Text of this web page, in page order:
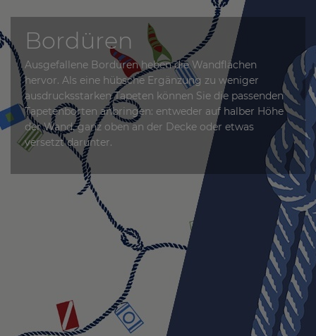
Bordüren
Ausgefallene Bordüren heben die Wandflächen
hervor. Als eine hübsche Ergänzung zu weniger
ausdrucksstarken Tapeten können Sie die passenden
Tapetenborten anbringen: entweder auf halber Höhe
der Wand, ganz oben an der Decke oder etwas
versetzt darunter.